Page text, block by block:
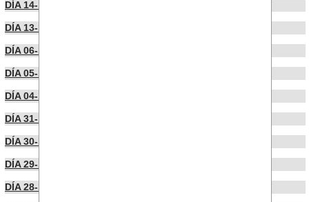
DÍA 14-11-2024
DÍA 13-11-2024
DÍA 06-11-2024
DÍA 05-11-2024
DÍA 04-11-2024
DÍA 31-10-2024
DÍA 30-10-2024
DÍA 29-10-2024
DÍA 28-10-2024